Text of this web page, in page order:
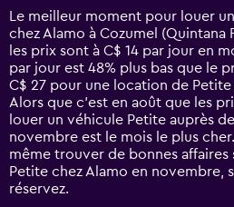
14
categories.
The
chart
has
1
Y
axis
displaying
values.
Range:
0
Le meilleur moment pour louer
chez Alamo à Cozumel (Quintana
les prix sont à C$ 14 par jour en
par jour est 48% plus bas que le
C$ 27 pour une location de Petite
Alors que c’est en août que les
louer un véhicule Petite auprès de
novembre est le mois le plus
même trouver de bonnes affaires
Petite chez Alamo en novembre,
réservez.